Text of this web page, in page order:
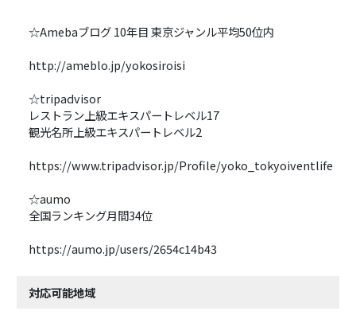
☆Amebaブログ 10年目 東京ジャンル平均50位内
http://ameblo.jp/yokosiroisi
☆tripadvisor
レストラン上級エキスパートレベル17
観光名所上級エキスパートレベル2
https://www.tripadvisor.jp/Profile/yoko_tokyoiventlife
☆aumo
全国ランキング月間34位
https://aumo.jp/users/2654c14b43
対応可能地域